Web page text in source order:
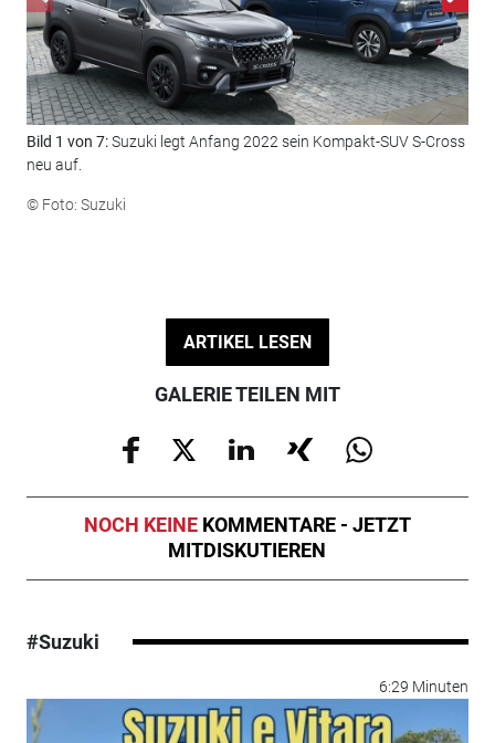
Bild 1 von 7:Suzuki legt Anfang 2022 sein Kompakt-SUV S-Cross
neu auf.
© Foto: Suzuki
ARTIKEL LESEN
GALERIE TEILEN MIT
NOCH KEINE KOMMENTARE - JETZT
MITDISKUTIEREN
#Suzuki
6:29 Minuten